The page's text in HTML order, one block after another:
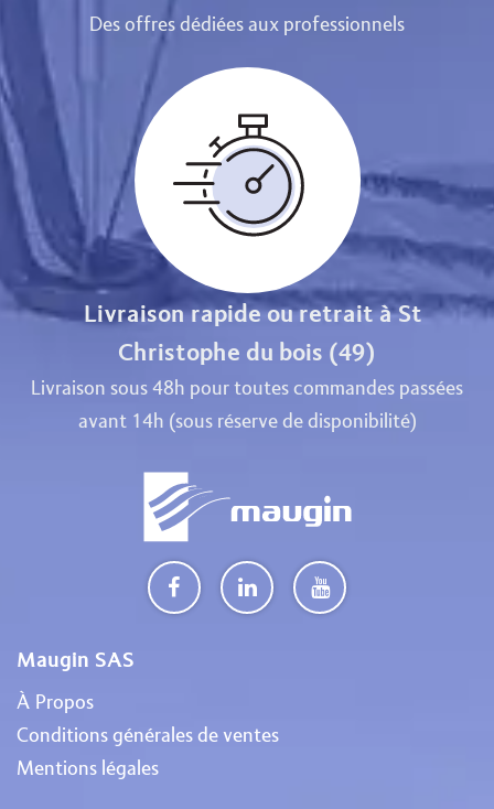
Des offres dédiées aux professionnels
Livraison rapide ou retrait à St
Christophe du bois (49)
Livraison sous 48h pour toutes commandes passées
avant 14h (sous réserve de disponibilité)
Maugin SAS
À Propos
Conditions générales de ventes
Mentions légales